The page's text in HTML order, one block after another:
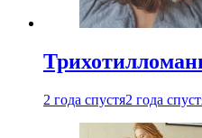
2 года спустя2 года